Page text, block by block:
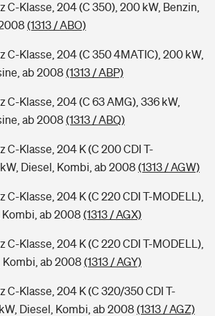
C-Klasse, 204 (C 350), 200 kW, Benzin,
(1313 / ABO)
C-Klasse, 204 (C 350 4MATIC), 200 kW,
ab 2008 (1313 / ABP)
C-Klasse, 204 (C 63 AMG), 336 kW,
ab 2008 (1313 / ABQ)
C-Klasse, 204 K (C 200 CDI T-
Diesel, Kombi, ab 2008 (1313 / AGW)
C-Klasse, 204 K (C 220 CDI T-MODELL),
Kombi, ab 2008 (1313 / AGX)
C-Klasse, 204 K (C 220 CDI T-MODELL),
Kombi, ab 2008 (1313 / AGY)
C-Klasse, 204 K (C 320/350 CDI T-
Diesel, Kombi, ab 2008 (1313 / AGZ)